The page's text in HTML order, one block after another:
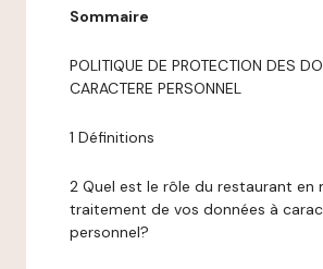
Sommaire
POLITIQUE DE PROTECTION DES
CARACTERE PERSONNEL
1 Définitions
2 Quel est le rôle du restaurant en
traitement de vos données à
personnel?